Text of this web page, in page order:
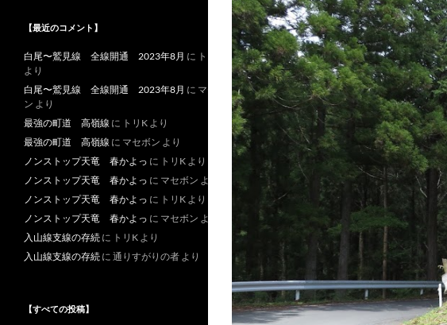
【最近のコメント】
白尾〜鷲見線 全線開通 2023年8月 に トリK
より
白尾〜鷲見線 全線開通 2023年8月 に マセボ
ン より
最強の町道 高嶺線 に トリK より
最強の町道 高嶺線 に マセボン より
ノンストップ天竜 春かよっ に トリK より
ノンストップ天竜 春かよっ に マセボン より
ノンストップ天竜 春かよっ に トリK より
ノンストップ天竜 春かよっ に マセボン より
入山線支線の存続 に トリK より
入山線支線の存続 に 通りすがりの者 より
【すべての投稿】